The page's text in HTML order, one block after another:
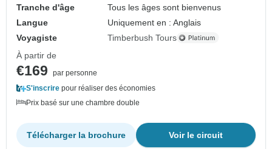
Tranche d'âge
Tous les âges sont bienvenus
Langue
Uniquement en : Anglais
Voyagiste
Timberbush Tours
À partir de
€169
par personne
S'inscrire pour réaliser des économies
Prix basé sur une chambre double
Voir le circuit
Télécharger la brochure